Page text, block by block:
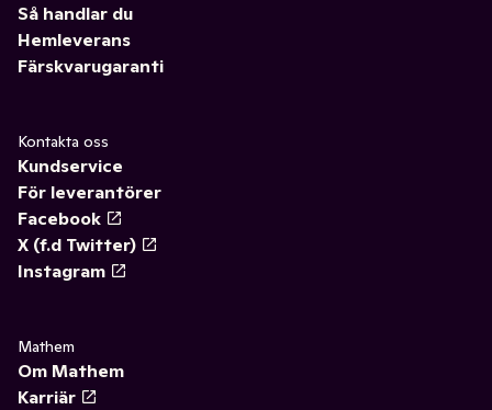
Så handlar du
Hemleverans
Färskvarugaranti
Kontakta oss
Kundservice
För leverantörer
Facebook
X (f.d Twitter)
Instagram
Mathem
Om Mathem
Karriär